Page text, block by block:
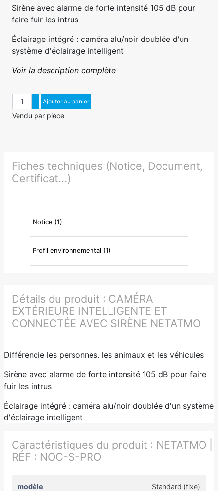
Sirène avec alarme de forte intensité 105 dB pour
faire fuir les intrus
Éclairage intégré : caméra alu/noir doublée d'un
système d'éclairage intelligent
Voir la description complète
QuantitéAugmenter quantité
Diminuer quantité
Ajouter au panier
Vendu par pièce
Fiches techniques (Notice, Document,
Certificat...)
Notice (1)
Profil environnemental (1)
Détails du produit : CAMÉRA
EXTÉRIEURE INTELLIGENTE ET
CONNECTÉE AVEC SIRÈNE NETATMO
Différencie les personnes. les animaux et les véhicules
Sirène avec alarme de forte intensité 105 dB pour faire
fuir les intrus
Éclairage intégré : caméra alu/noir doublée d'un système
d'éclairage intelligent
Caractéristiques du produit : NETATMO |
RÉF : NOC-S-PRO
modèle Standard (fixe)